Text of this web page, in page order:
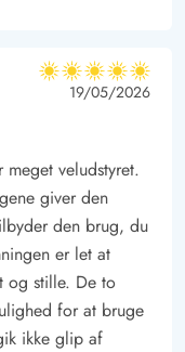
5 ud af 5
5 ud af 5
5 out of 5
19/05/2026
veludstyret.
giver den
den brug, du
er let at
og stille. De to
for at bruge
ikke glip af